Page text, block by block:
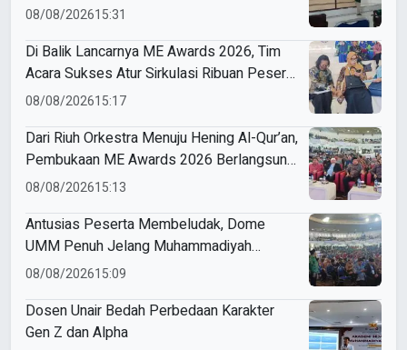
08/08/202615:31
Di Balik Lancarnya ME Awards 2026, Tim
Acara Sukses Atur Sirkulasi Ribuan Peserta
di Dome UMM
08/08/202615:17
Dari Riuh Orkestra Menuju Hening Al-Qur’an,
Pembukaan ME Awards 2026 Berlangsung
Khidmat
08/08/202615:13
Antusias Peserta Membeludak, Dome
UMM Penuh Jelang Muhammadiyah
Education Awards 2026
08/08/202615:09
Dosen Unair Bedah Perbedaan Karakter
Gen Z dan Alpha